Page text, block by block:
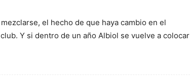
el hecho de que haya cambio en el
Y si dentro de un año Albiol se vuelve a colocar